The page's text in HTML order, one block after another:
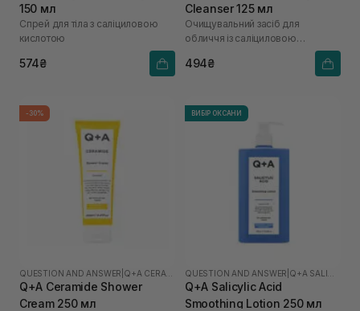
150 мл
Спрей для тіла з саліциловою
кислотою
574₴
Cleanser 125 мл
Очищувальний засіб для
обличчя із саліциловою
494₴
-30%
QUESTION AND ANSWER
Q+A Ceramide Shower
Cream 250 мл
ВИБІР ОКСАНИ
QUESTION AND ANSWER
Q+A Salicylic Acid
Smoothing Lotion 250 мл